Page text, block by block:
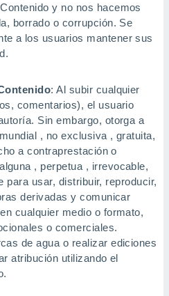
y no nos hacemos
borrado o corrupción. Se
a los usuarios mantener sus
: Al subir cualquier
comentarios), el usuario
Sin embargo, otorga a
, no exclusiva , gratuita,
a contraprestación o
, perpetua , irrevocable,
para usar, distribuir, reproducir,
derivadas y comunicar
cualquier medio o formato,
o comerciales.
de agua o realizar ediciones
atribución utilizando el